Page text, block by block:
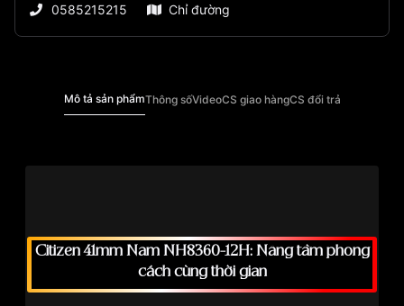
0585215215
Chỉ đường
Mô tả sản phẩmThông sốVideoCS giao hàngCS đổi trả
Citizen 41mm Nam NH8360-12H: Nâng tầm phong
cách cùng thời gian